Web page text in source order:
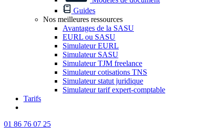
Guides
Nos meilleures ressources
Avantages de la SASU
EURL ou SASU
Simulateur EURL
Simulateur SASU
Simulateur TJM freelance
Simulateur cotisations TNS
Simulateur statut juridique
Simulateur tarif expert-comptable
Tarifs
01 86 76 07 25